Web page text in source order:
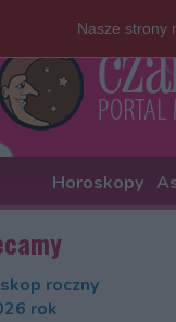
Horoskopy
roczny
rok
Nasze strony